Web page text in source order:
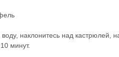
наклонитесь над кастрюлей,
минут.